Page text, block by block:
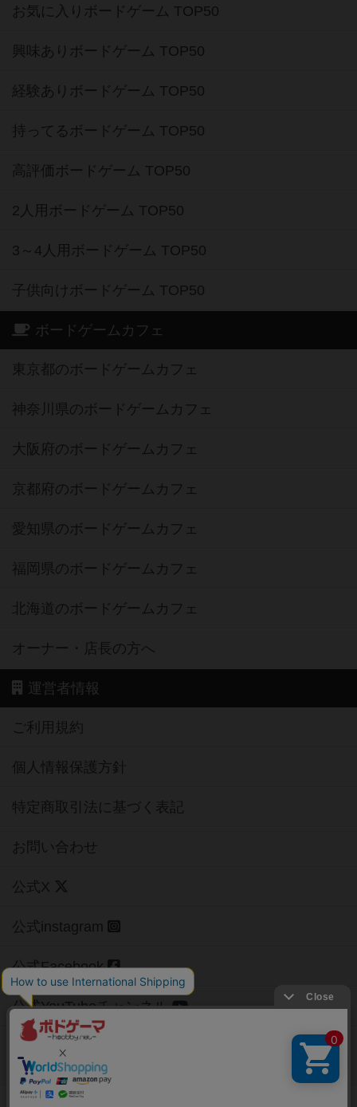
お気に入りボードゲーム TOP50
興味ありボードゲーム TOP50
経験ありボードゲーム TOP50
持ってるボードゲーム TOP50
高評価ボードゲーム TOP50
2人用ボードゲーム TOP50
3～4人用ボードゲーム TOP50
子供向けボードゲーム TOP50
ボードゲームカフェ
東京都のボードゲームカフェ
神奈川県のボードゲームカフェ
大阪府のボードゲームカフェ
京都府のボードゲームカフェ
愛知県のボードゲームカフェ
福岡県のボードゲームカフェ
北海道のボードゲームカフェ
オーナー・店長の方へ
運営者情報
ご利用規約
個人情報保護方針
特定商取引法に基づく表記
お問い合わせ
公式X
公式instagram
公式Facebook
公式YouTubeチャンネル